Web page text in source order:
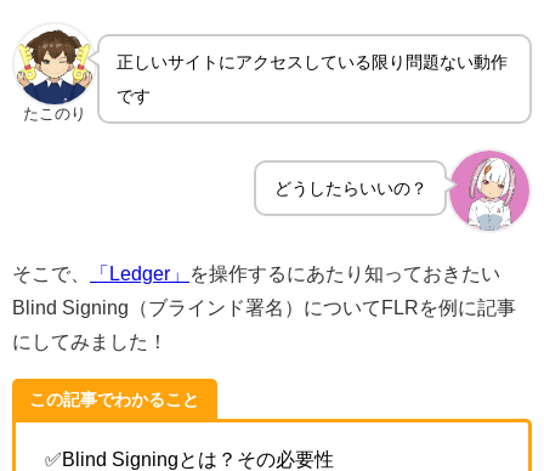
たこのり
正しいサイトにアクセスしている限り問題ない動作
です
どうしたらいいの？
そこで、 「Ledger」
を操作するにあたり知っておきたい
Blind Signing（ブラインド署名）についてFLRを例に記事
にしてみました！
この記事でわかること
✅Blind Signingとは？その必要性